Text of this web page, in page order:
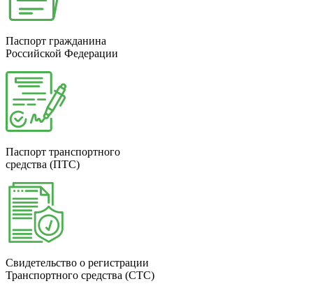
Паспорт гражданина
Российской Федерации
Паспорт транспортного
средства (ПТС)
Свидетельство о регистрации
Транспортного средства (СТС)